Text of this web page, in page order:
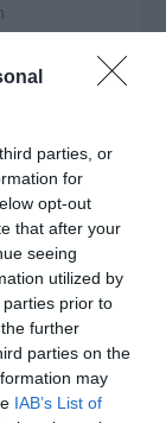
parties, or
for
opt-out
that after your
seeing
utilized by
prior to
further
parties on the
may
IAB’s List of
και τα
rack
προϊόν